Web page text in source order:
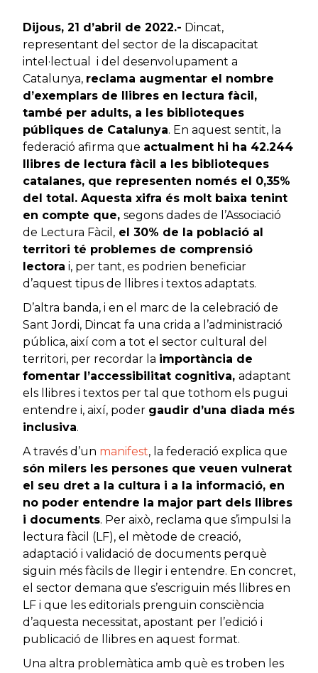
Dijous, 21 d’abril de 2022.- Dincat,
representant del sector de la discapacitat
intel·lectual i del desenvolupament a
Catalunya, reclama augmentar el nombre
d’exemplars de llibres en lectura fàcil,
també per adults, a les biblioteques
públiques de Catalunya. En aquest sentit, la
federació afirma que actualment hi ha 42.244
llibres de lectura fàcil a les biblioteques
catalanes, que representen només el 0,35%
del total. Aquesta xifra és molt baixa tenint
en compte que, segons dades de l’Associació
de Lectura Fàcil, el 30% de la població al
territori té problemes de comprensió
lectora i, per tant, es podrien beneficiar
d’aquest tipus de llibres i textos adaptats.
D’altra banda, i en el marc de la celebració de
Sant Jordi, Dincat fa una crida a l’administració
pública, així com a tot el sector cultural del
territori, per recordar la importància de
fomentar l’accessibilitat cognitiva, adaptant
els llibres i textos per tal que tothom els pugui
entendre i, així, poder gaudir d’una diada més
inclusiva.
A través d’un manifest, la federació explica que
són milers les persones que veuen vulnerat
el seu dret a la cultura i a la informació, en
no poder entendre la major part dels llibres
i documents. Per això, reclama que s’impulsi la
lectura fàcil (LF), el mètode de creació,
adaptació i validació de documents perquè
siguin més fàcils de llegir i entendre. En concret,
el sector demana que s’escriguin més llibres en
LF i que les editorials prenguin consciència
d’aquesta necessitat, apostant per l’edició i
publicació de llibres en aquest format.
Una altra problemàtica amb què es troben les